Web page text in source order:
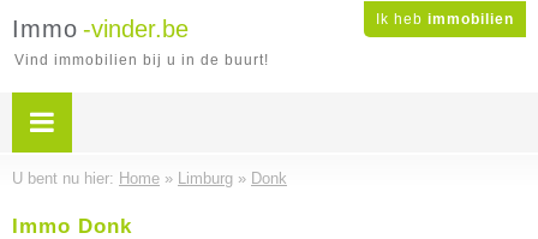
Ik heb immobilien
Immo -vinder.be
Vind immobilien bij u in de buurt!
U bent nu hier: Home » Limburg » Donk
Immo Donk